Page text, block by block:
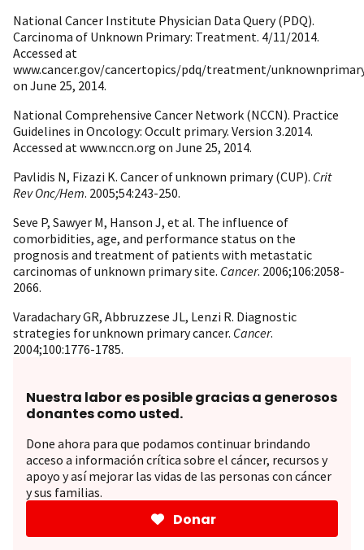
National Cancer Institute Physician Data Query (PDQ).
Carcinoma of Unknown Primary: Treatment. 4/11/2014.
Accessed at
www.cancer.gov/cancertopics/pdq/treatment/
on June 25, 2014.
National Comprehensive Cancer Network (NCCN). Practice
Guidelines in Oncology: Occult primary. Version 3.2014.
Accessed at www.nccn.org on June 25, 2014.
Pavlidis N, Fizazi K. Cancer of unknown primary (CUP). Crit
Rev Onc/Hem. 2005;54:243-250.
Seve P, Sawyer M, Hanson J, et al. The influence of
comorbidities, age, and performance status on the
prognosis and treatment of patients with metastatic
carcinomas of unknown primary site. Cancer. 2006;106:2058-
2066.
Varadachary GR, Abbruzzese JL, Lenzi R. Diagnostic
strategies for unknown primary cancer. Cancer.
2004;100:1776-1785.
Nuestra labor es posible gracias a generosos
donantes como usted.
Done ahora para que podamos continuar brindando
acceso a información crítica sobre el cáncer, recursos y
apoyo y así mejorar las vidas de las personas con cáncer
y sus familias.
Donar